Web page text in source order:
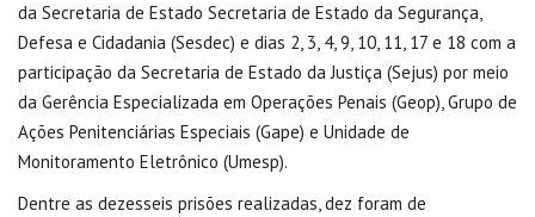
da Secretaria de Estado Secretaria de Estado da Segurança,
Defesa e Cidadania (Sesdec) e dias 2, 3, 4, 9, 10, 11, 17 e 18 com a
participação da Secretaria de Estado da Justiça (Sejus) por meio
da Gerência Especializada em Operações Penais (Geop), Grupo de
Ações Penitenciárias Especiais (Gape) e Unidade de
Monitoramento Eletrônico (Umesp).
Dentre as dezesseis prisões realizadas, dez foram de